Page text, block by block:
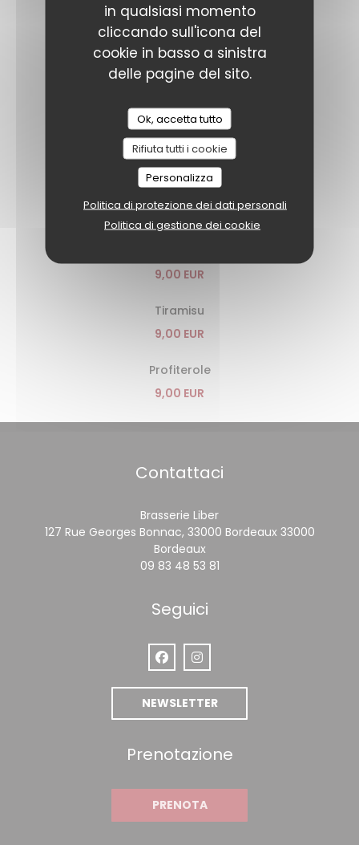
in qualsiasi momento
cliccando sull'icona del
cookie in basso a sinistra
delle pagine del sito.
Ok, accetta tutto
Rifiuta tutti i cookie
Personalizza
Politica di protezione dei dati personali
Politica di gestione dei cookie
Blanquette de veau servie en cocotte
22,00 EUR
Brie de Meaux farci aux abricots, servi tiède
9,00 EUR
Biscuit cacao, ganache choco, poires
9,00 EUR
9,00 EUR
Tiramisu
9,00 EUR
Profiterole
9,00 EUR
Contattaci
Brasserie Liber
127 Rue Georges Bonnac, 33000 Bordeaux 33000
Bordeaux((apre una nuova
09 83 48 53 81
Seguici
Facebook ((apre una nuova
Instagram ((apre una
NEWSLETTER
Prenotazione
PRENOTA